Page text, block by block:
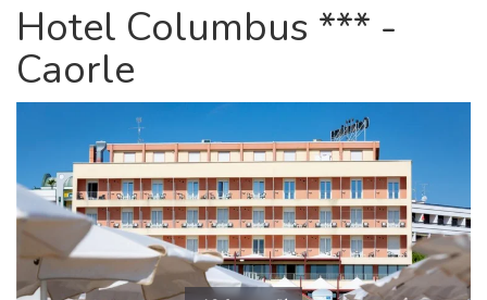
Hotel Columbus *** -
Caorle